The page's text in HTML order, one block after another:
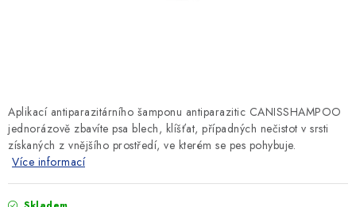
Aplikací antiparazitárního šamponu antiparazitic CANISSHAMPOO
jednorázově zbavíte psa blech, klíšťat, případných nečistot v srsti
získaných z vnějšího prostředí, ve kterém se pes pohybuje.
Více informací